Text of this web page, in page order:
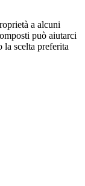
a alcuni
può aiutarci
la scelta preferita